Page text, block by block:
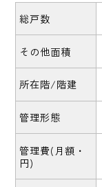
総戸数
その他面積
所在階/階建
管理形態
管理費(月額・
円)